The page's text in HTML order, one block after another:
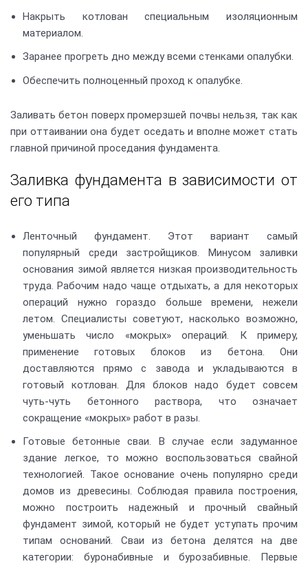
Накрыть котлован специальным изоляционным
материалом.
Заранее прогреть дно между всеми стенками опалубки.
Обеспечить полноценный проход к опалубке.
Заливать бетон поверх промерзшей почвы нельзя, так как
при оттаивании она будет оседать и вполне может стать
главной причиной проседания фундамента.
Заливка фундамента в зависимости от
его типа
Ленточный фундамент. Этот вариант самый
популярный среди застройщиков. Минусом заливки
основания зимой является низкая производительность
труда. Рабочим надо чаще отдыхать, а для некоторых
операций нужно гораздо больше времени, нежели
летом. Специалисты советуют, насколько возможно,
уменьшать число «мокрых» операций. К примеру,
применение готовых блоков из бетона. Они
доставляются прямо с завода и укладываются в
готовый котлован. Для блоков надо будет совсем
чуть-чуть бетонного раствора, что означает
сокращение «мокрых» работ в разы.
Готовые бетонные сваи. В случае если задуманное
здание легкое, то можно воспользоваться свайной
технологией. Такое основание очень популярно среди
домов из древесины. Соблюдая правила построения,
можно построить надежный и прочный свайный
фундамент зимой, который не будет уступать прочим
типам оснований. Сваи из бетона делятся на две
категории: буронабивные и бурозабивные. Первые